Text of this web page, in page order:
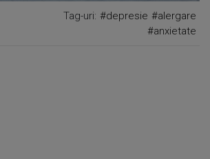
Tag-uri: #depresie #alergare
#anxietate